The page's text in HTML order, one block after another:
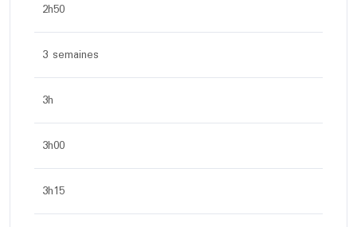
2h50
3 semaines
3h
3h00
3h15